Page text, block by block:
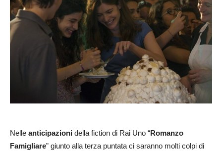
Nelle anticipazioni della fiction di Rai Uno “Romanzo
Famigliare” giunto alla terza puntata ci saranno molti colpi di